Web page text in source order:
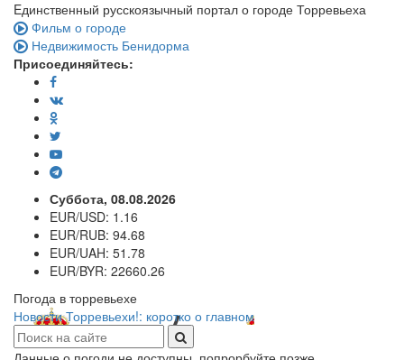
Eдинственный русскоязычный портал о городе Торревьеха
Фильм о городе
Недвижимость Бенидорма
Присоединяйтесь:
Суббота, 08.08.2026
EUR/USD: 1.16
EUR/RUB: 94.68
EUR/UAH: 51.78
EUR/BYR: 22660.26
Погода в торревьехе
Новости Торревьехи!: коротко о главном